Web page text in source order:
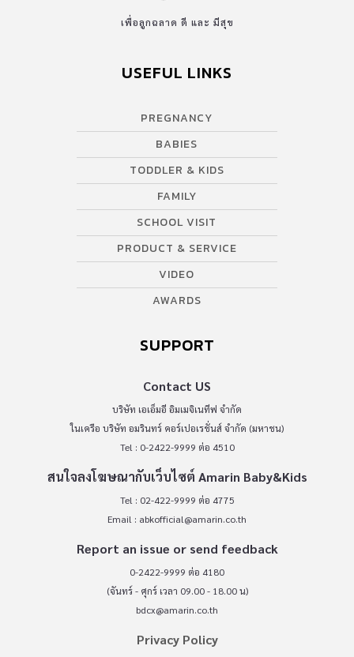
เพื่อลูกฉลาด ดี และ มีสุข
USEFUL LINKS
PREGNANCY
BABIES
TODDLER & KIDS
FAMILY
SCHOOL VISIT
PRODUCT & SERVICE
VIDEO
AWARDS
SUPPORT
Contact US
บริษัท เอเอ็มอี อิมเมจิเนทีฟ จำกัด
ในเครือ บริษัท อมรินทร์ คอร์เปอเรชั่นส์ จำกัด (มหาชน)
Tel : 0-2422-9999 ต่อ 4510
สนใจลงโฆษณากับเว็บไซต์ Amarin Baby&Kids
Tel : 02-422-9999 ต่อ 4775
Email : abkofficial@amarin.co.th
Report an issue or send feedback
0-2422-9999 ต่อ 4180
(จันทร์ - ศุกร์ เวลา 09.00 - 18.00 น)
bdcx@amarin.co.th
Privacy Policy